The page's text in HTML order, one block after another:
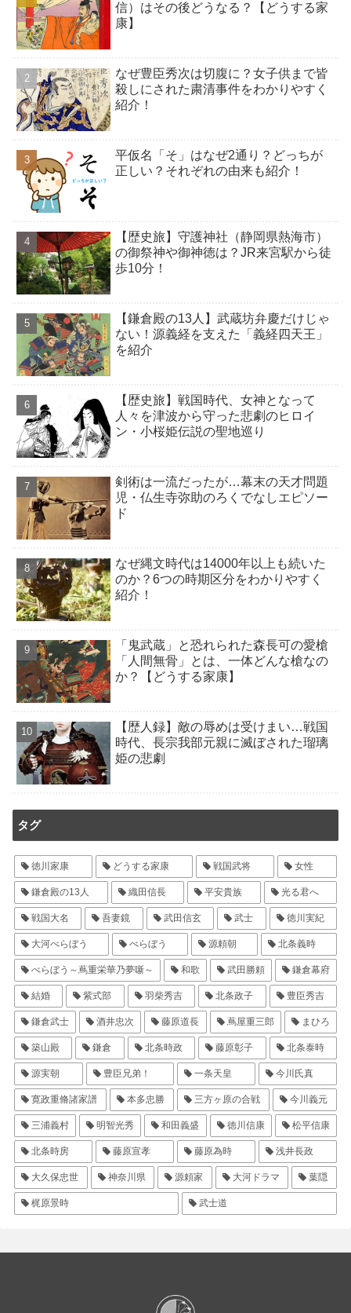
信）はその後どうなる？【どうする家
康】
なぜ豊臣秀次は切腹に？女子供まで皆
殺しにされた粛清事件をわかりやすく
紹介！
平仮名「そ」はなぜ2通り？どっちが
正しい？それぞれの由来も紹介！
【歴史旅】守護神社（静岡県熱海市）
の御祭神や御神徳は？JR来宮駅から徒
歩10分！
【鎌倉殿の13人】武蔵坊弁慶だけじゃ
ない！源義経を支えた「義経四天王」
を紹介
【歴史旅】戦国時代、女神となって
人々を津波から守った悲劇のヒロイ
ン・小桜姫伝説の聖地巡り
剣術は一流だったが…幕末の天才問題
児・仏生寺弥助のろくでなしエピソー
ド
なぜ縄文時代は14000年以上も続いた
のか？6つの時期区分をわかりやすく
紹介！
「鬼武蔵」と恐れられた森長可の愛槍
「人間無骨」とは、一体どんな槍なの
か？【どうする家康】
【歴人録】敵の辱めは受けまい…戦国
時代、長宗我部元親に滅ぼされた瑠璃
姫の悲劇
タグ
徳川家康 どうする家康 戦国武将 女性
鎌倉殿の13人 織田信長 平安貴族 光る君へ
戦国大名 吾妻鏡 武田信玄 武士 徳川実紀
大河べらぼう べらぼう 源頼朝 北条義時
べらぼう～蔦重栄華乃夢噺～ 和歌 武田勝頼 鎌倉幕府
結婚 紫式部 羽柴秀吉 北条政子 豊臣秀吉
鎌倉武士 酒井忠次 藤原道長 蔦屋重三郎 まひろ
築山殿 鎌倉 北条時政 藤原彰子 北条泰時
源実朝 豊臣兄弟！ 一条天皇 今川氏真
寛政重脩諸家譜 本多忠勝 三方ヶ原の合戦 今川義元
三浦義村 明智光秀 和田義盛 徳川信康 松平信康
北条時房 藤原宣孝 藤原為時 浅井長政
大久保忠世 神奈川県 源頼家 大河ドラマ 葉隠
梶原景時 武士道